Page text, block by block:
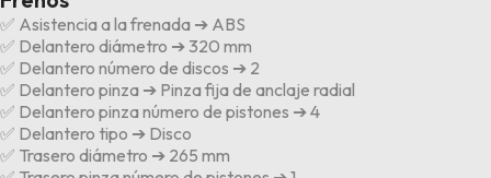
✅ Asistencia a la frenada ➔ ABS
✅ Delantero diámetro ➔ 320 mm
✅ Delantero número de discos ➔ 2
✅ Delantero pinza ➔ Pinza fija de anclaje radial
✅ Delantero pinza número de pistones ➔ 4
✅ Delantero tipo ➔ Disco
✅ Trasero diámetro ➔ 265 mm